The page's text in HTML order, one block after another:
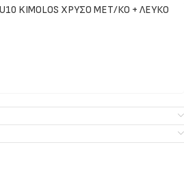
KIMOLOS ΧΡΥΣΟ ΜΕΤ/ΚΟ + ΛΕΥΚΟ